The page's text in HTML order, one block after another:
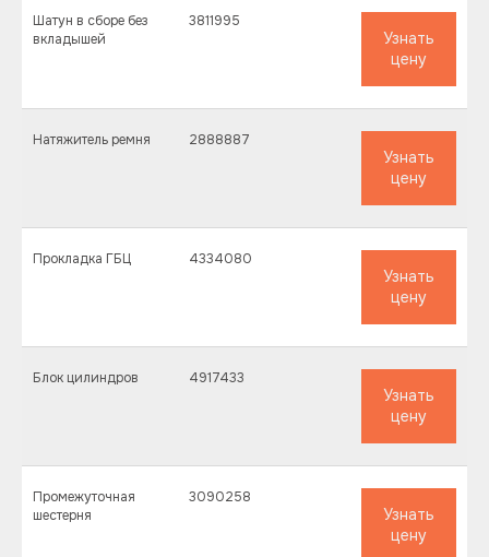
Шатун в сборе без
вкладышей
3811995
Узнать
цену
Натяжитель ремня 2888887
Узнать
цену
Прокладка ГБЦ 4334080
Узнать
цену
Блок цилиндров 4917433
Узнать
цену
Промежуточная
шестерня
3090258
Узнать
цену